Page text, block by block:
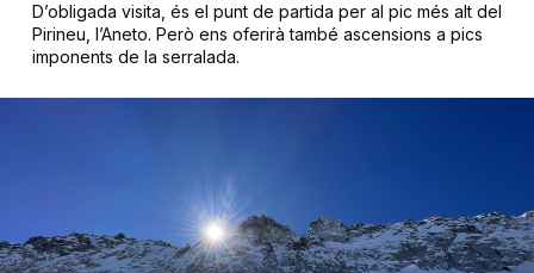
D’obligada visita, és el punt de partida per al pic més alt del
Pirineu, l’Aneto. Però ens oferirà també ascensions a pics
imponents de la serralada.